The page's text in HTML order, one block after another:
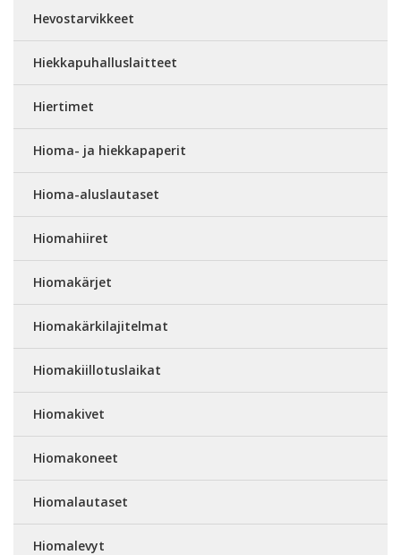
Hevostarvikkeet
Hiekkapuhalluslaitteet
Hiertimet
Hioma- ja hiekkapaperit
Hioma-aluslautaset
Hiomahiiret
Hiomakärjet
Hiomakärkilajitelmat
Hiomakiillotuslaikat
Hiomakivet
Hiomakoneet
Hiomalautaset
Hiomalevyt